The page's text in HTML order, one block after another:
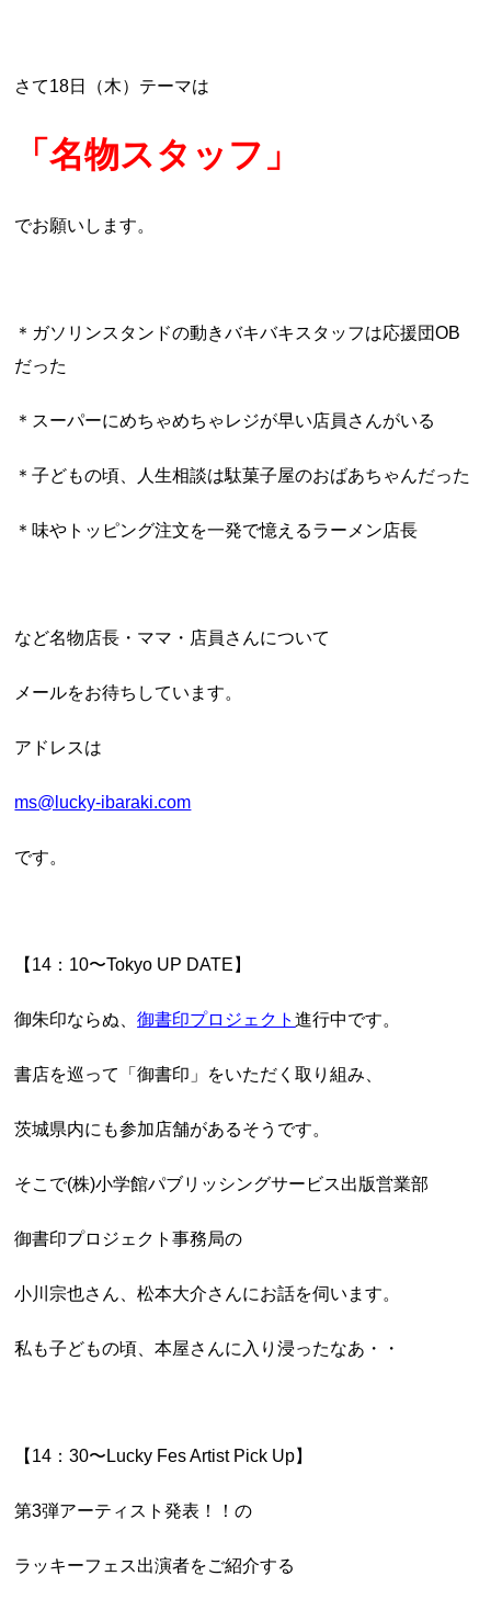
さて18日（木）テーマは
「名物スタッフ」
でお願いします。
＊ガソリンスタンドの動きバキバキスタッフは応援団OB
だった
＊スーパーにめちゃめちゃレジが早い店員さんがいる
＊子どもの頃、人生相談は駄菓子屋のおばあちゃんだった
＊味やトッピング注文を一発で憶えるラーメン店長
など名物店長・ママ・店員さんについて
メールをお待ちしています。
アドレスは
ms@lucky-ibaraki.com
です。
【14：10〜Tokyo UP DATE】
御朱印ならぬ、御書印プロジェクト進行中です。
書店を巡って「御書印」をいただく取り組み、
茨城県内にも参加店舗があるそうです。
そこで(株)小学館パブリッシングサービス出版営業部
御書印プロジェクト事務局の
小川宗也さん、松本大介さんにお話を伺います。
私も子どもの頃、本屋さんに入り浸ったなあ・・
【14：30〜Lucky Fes Artist Pick Up】
第3弾アーティスト発表！！の
ラッキーフェス出演者をご紹介する